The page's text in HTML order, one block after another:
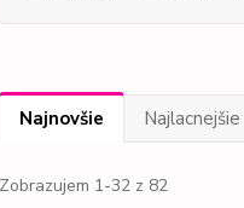
Najnovšie Najlacnejšie
Zobrazujem 1-32 z 82